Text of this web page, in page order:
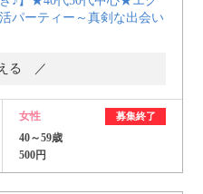
パーティー～真剣な出会い
る ／
女性 募集終了
40～59歳
500円